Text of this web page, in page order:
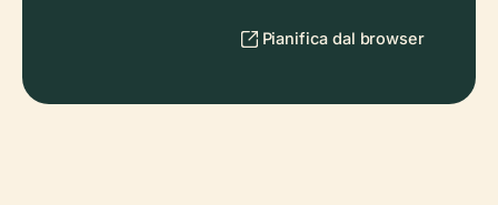
Pianifica dal browser